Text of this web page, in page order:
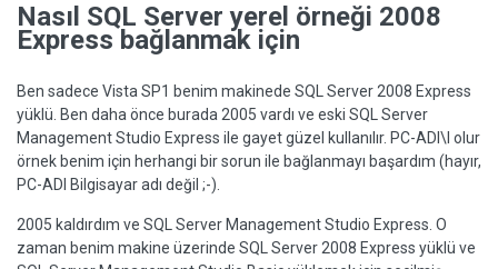
Nasıl SQL Server yerel örneği 2008
Express bağlanmak için
Ben sadece Vista SP1 benim makinede SQL Server 2008 Express
yüklü. Ben daha önce burada 2005 vardı ve eski SQL Server
Management Studio Express ile gayet güzel kullanılır. PC-ADI\I olur
örnek benim için herhangi bir sorun ile bağlanmayı başardım (hayır,
PC-ADI Bilgisayar adı değil ;-).
2005 kaldırdım ve SQL Server Management Studio Express. O
zaman benim makine üzerinde SQL Server 2008 Express yüklü ve